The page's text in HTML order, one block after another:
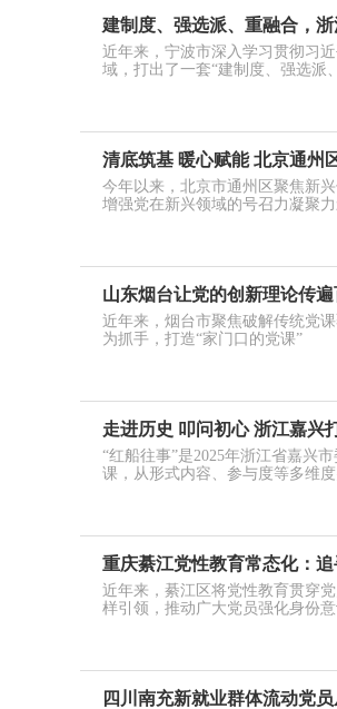
建制度、强选派、重融合，
近年来，宁波市深入学习贯彻习
域，打出了一套“建制度、强选派
清底筑基 暖心赋能 北京通州
今年以来，北京市通州区聚焦新
增强党在新兴领域的号召力凝聚力
山东烟台让党的创新理论传
近年来，烟台市聚焦破解传统党
为抓手，打造“家门口的党课”
走进历史 叩问初心 浙江嘉兴
“红船往事”是2025年浙江省嘉兴
课，从形式内容、参与度等多维
重庆綦江党性教育常态化：
近年来，綦江区将党性教育贯穿
样引领，推动广大党员强化身份意
四川南充新就业群体流动党